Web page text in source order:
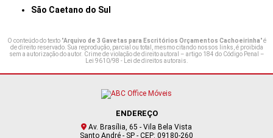
São Caetano do Sul
O conteúdo do texto "Arquivo de 3 Gavetas para Escritórios Orçamentos Cachoeirinha" é
de direito reservado. Sua reprodução, parcial ou total, mesmo citando nossos links, é proibida
sem a autorização do autor. Crime de violação de direito autoral – artigo 184 do Código Penal –
Lei 9610/98 - Lei de direitos autorais.
ENDEREÇO
Av. Brasília, 65 - Vila Bela Vista
Santo André - SP - CEP: 09180-260